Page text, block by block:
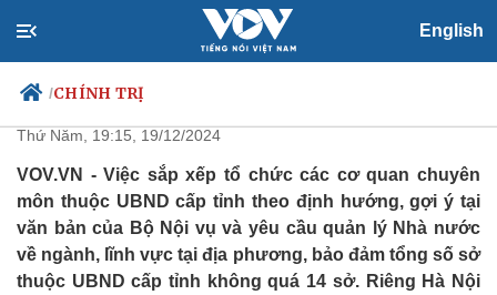
English
/CHÍNH TRỊ
Chính trị
Đảng
Tổ chức nhân sự
Quốc hội
Xã hội
Tin 24h
Dự báo thời tiết
Giáo dục
UBND cấp tỉnh có không quá 14
sở chuyên môn
Thứ Năm, 19:15, 19/12/2024
VOV.VN - Việc sắp xếp tổ chức các cơ quan chuyên
môn thuộc UBND cấp tỉnh theo định hướng, gợi ý tại
văn bản của Bộ Nội vụ và yêu cầu quản lý Nhà nước
về ngành, lĩnh vực tại địa phương, bảo đảm tổng số sở
thuộc UBND cấp tỉnh không quá 14 sở. Riêng Hà Nội